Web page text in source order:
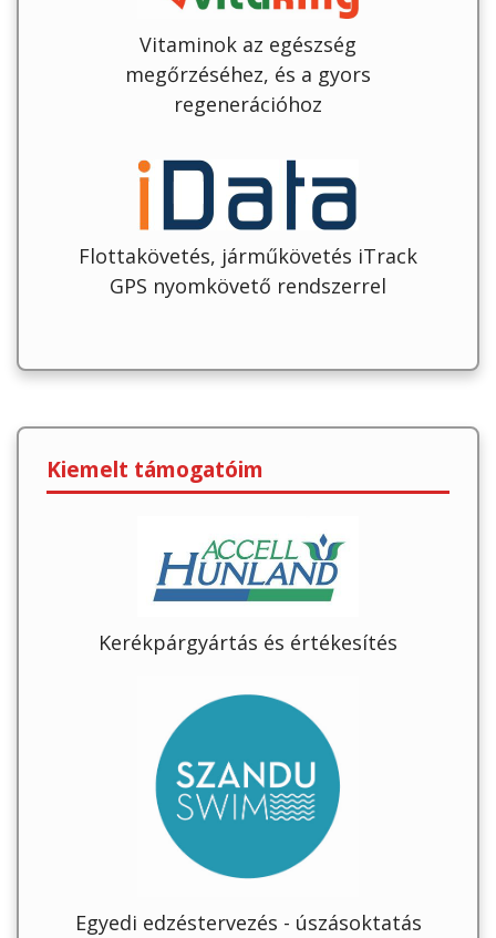
Vitaminok az egészség
megőrzéséhez, és a gyors
regenerációhoz
Flottakövetés, járműkövetés iTrack
GPS nyomkövető rendszerrel
Kiemelt támogatóim
Kerékpárgyártás és értékesítés
Egyedi edzéstervezés - úszásoktatás